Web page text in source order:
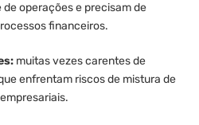
operações e precisam de
financeiros.
muitas vezes carentes de
enfrentam riscos de mistura de